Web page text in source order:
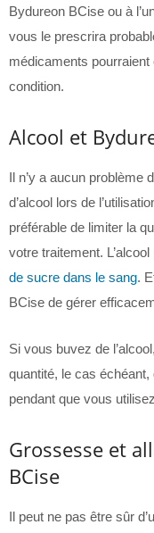
Bydureon BCise ou à
vous le prescrira
médicaments
condition.
Alcool et
Il n’y a aucun problème
d’alcool lors de
préférable de limiter la
votre traitement.
de sucre dans le sang.
BCise de gérer
Si vous buvez de
quantité, le cas
pendant que vous
Grossesse et
BCise
Il peut ne pas être sûr